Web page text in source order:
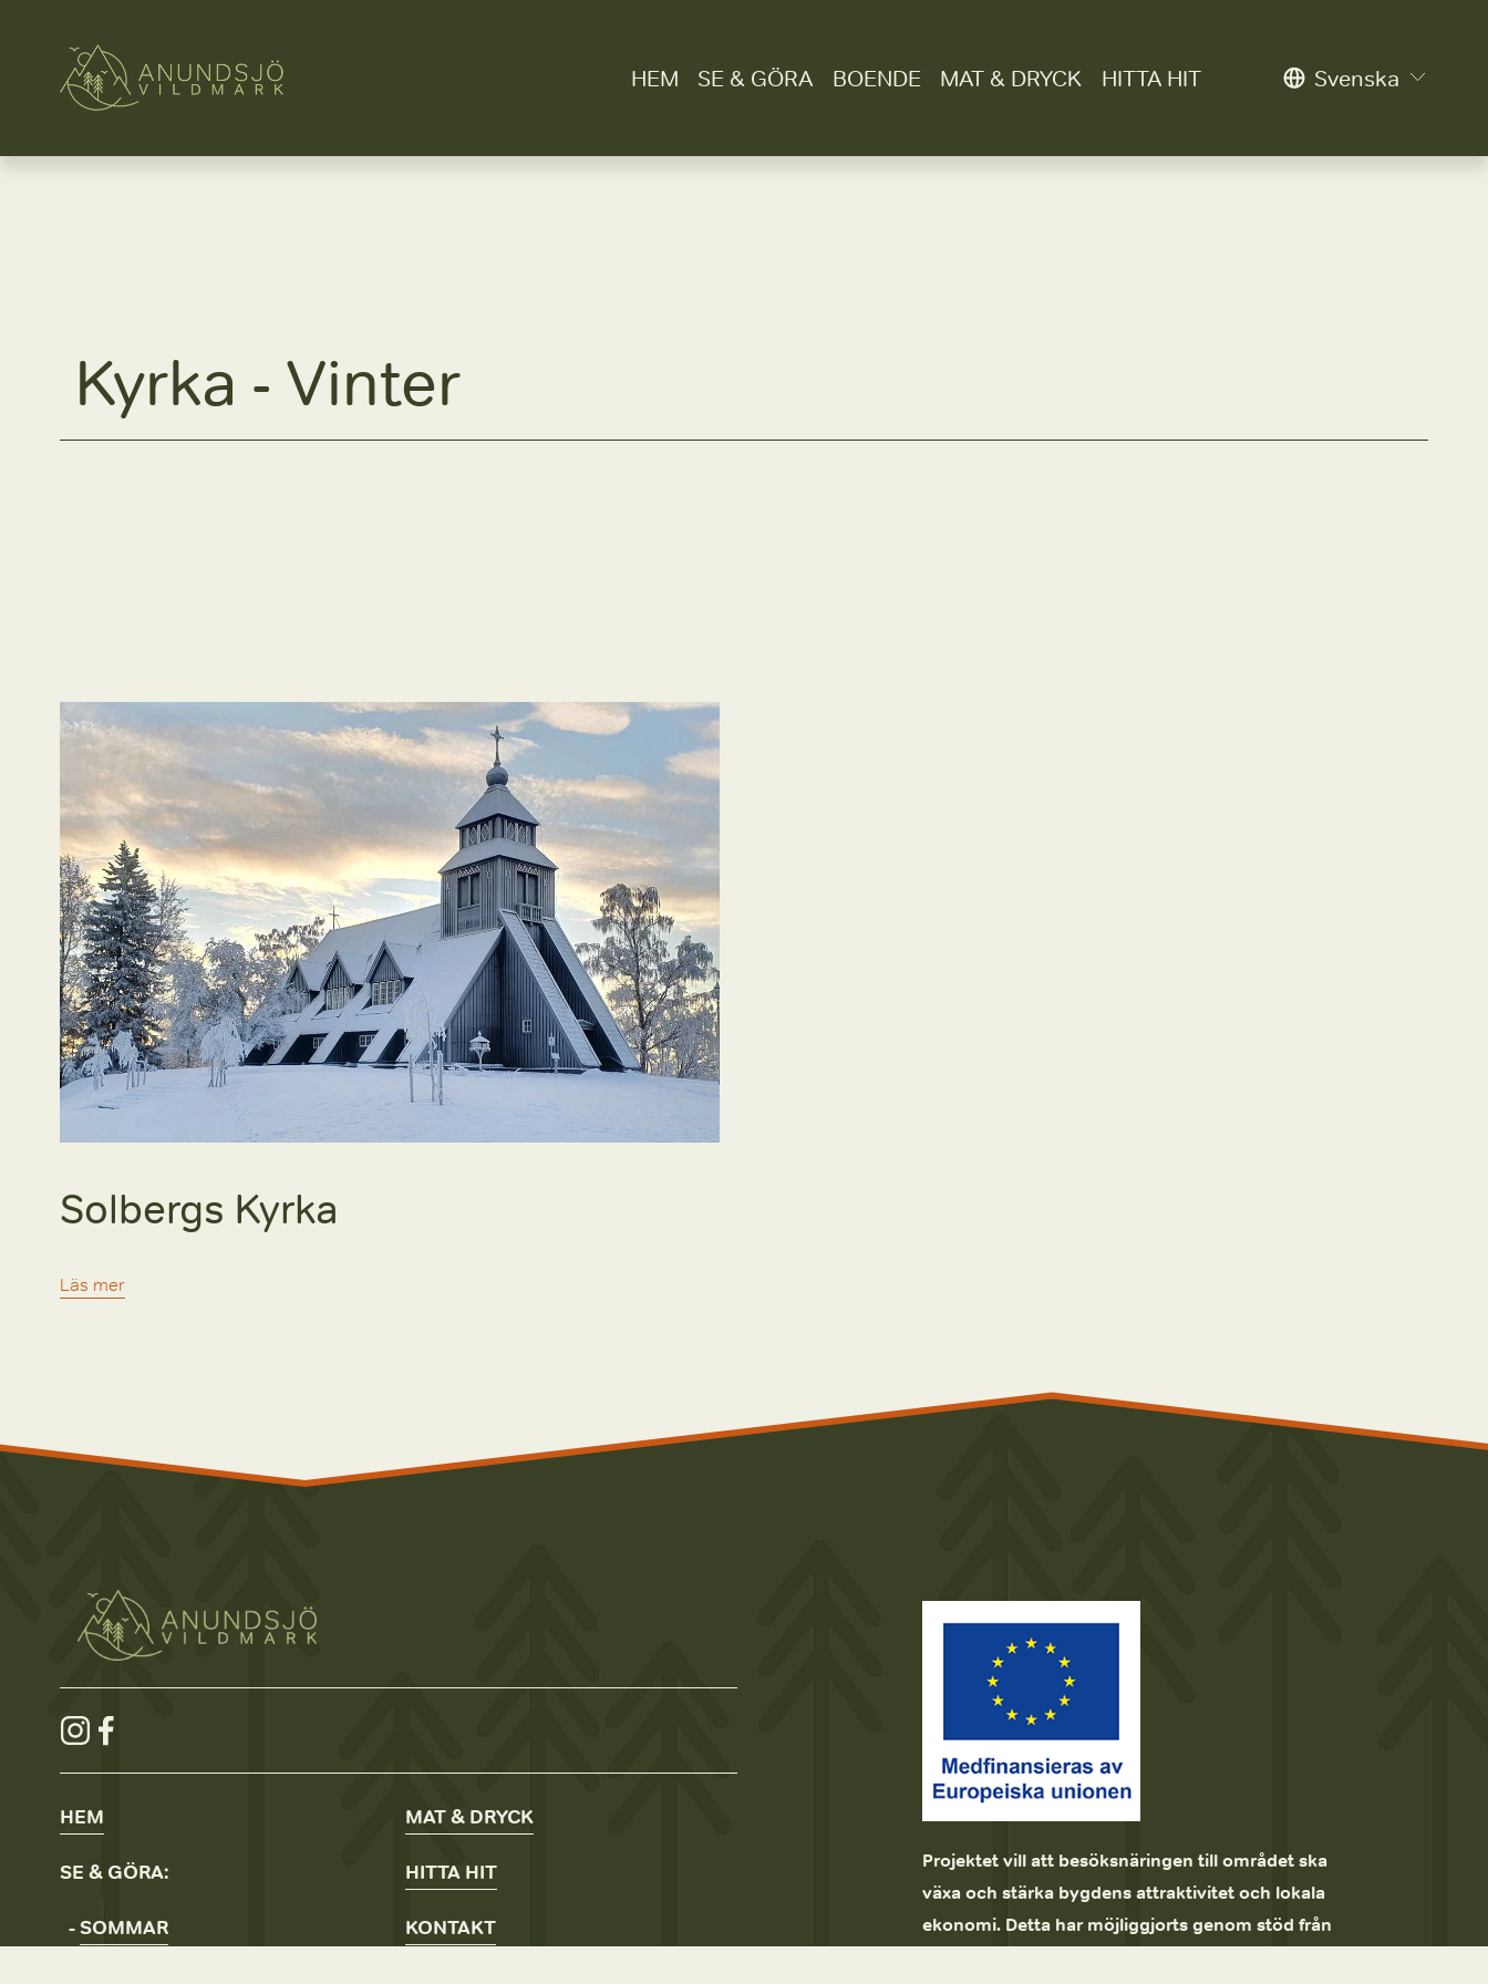
HEM SE & GÖRA BOENDE MAT & DRYCK HITTA HIT Svenska
Kyrka - Vinter
Solbergs Kyrka
Läs mer
HEM
SE & GÖRA:
- SOMMAR
MAT & DRYCK
HITTA HIT
KONTAKT
Projektet vill att besöksnäringen till området ska
växa och stärka bygdens attraktivitet och lokala
ekonomi. Detta har möjliggjorts genom stöd från